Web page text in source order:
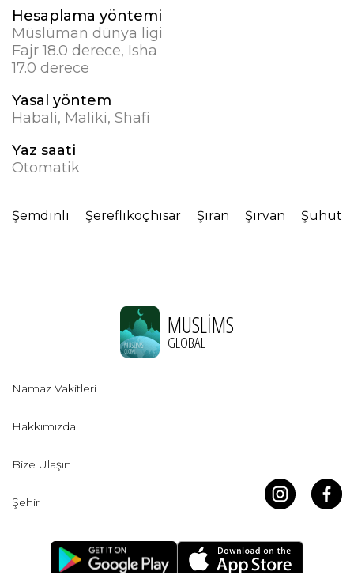
Hesaplama yöntemi
Müslüman dünya ligi
Fajr 18.0 derece, Isha
17.0 derece
Yasal yöntem
Habali, Maliki, Shafi
Yaz saati
Otomatik
Şemdinli Şereflikoçhisar Şiran Şirvan Şuhut
MUSLIMS
GLOBAL
Namaz Vakitleri
Hakkımızda
Bize Ulaşın
Şehir